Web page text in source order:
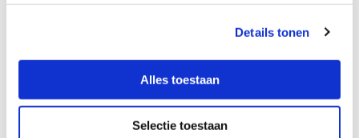
Details tonen
Alles toestaan
Selectie toestaan
Beenpijn